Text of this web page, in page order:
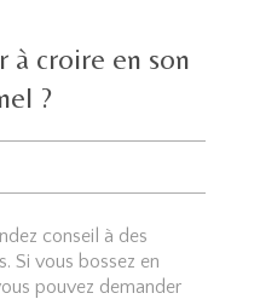
à croire en son
?
conseil à des
Si vous bossez en
pouvez demander